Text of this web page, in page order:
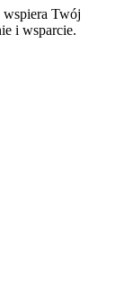
wspiera Twój
i wsparcie.